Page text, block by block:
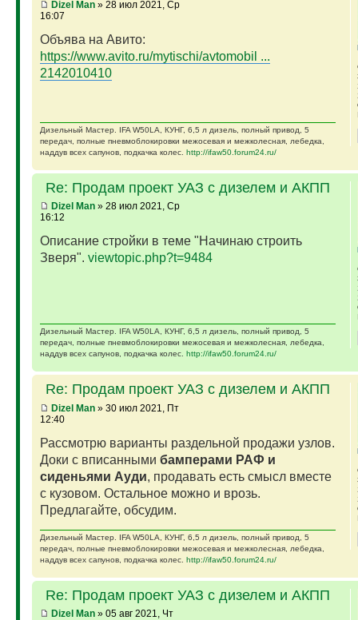
Dizel Man» 28 июл 2021, Ср
16:07
Объява на Авито:
https://www.avito.ru/mytischi/avtomobil ...
2142010410
Дизельный Мастер. IFA W50LA, КУНГ, 6,5 л дизель, полный привод, 5
передач, полные пневмоблокировки межосевая и межколесная, лебедка,
наддув всех сапунов, подкачка колес. http://ifaw50.forum24.ru/
Re: Продам проект УАЗ с дизелем и АКПП
Dizel Man» 28 июл 2021, Ср
16:12
Описание стройки в теме "Начинаю строить
Зверя". viewtopic.php?t=9484
Дизельный Мастер. IFA W50LA, КУНГ, 6,5 л дизель, полный привод, 5
передач, полные пневмоблокировки межосевая и межколесная, лебедка,
наддув всех сапунов, подкачка колес. http://ifaw50.forum24.ru/
Re: Продам проект УАЗ с дизелем и АКПП
Dizel Man» 30 июл 2021, Пт
12:40
Рассмотрю варианты раздельной продажи узлов.
Доки с вписанными бамперами РАФ и
сиденьями Ауди, продавать есть смысл вместе
с кузовом. Остальное можно и врозь.
Предлагайте, обсудим.
Дизельный Мастер. IFA W50LA, КУНГ, 6,5 л дизель, полный привод, 5
передач, полные пневмоблокировки межосевая и межколесная, лебедка,
наддув всех сапунов, подкачка колес. http://ifaw50.forum24.ru/
Re: Продам проект УАЗ с дизелем и АКПП
Dizel Man» 05 авг 2021, Чт